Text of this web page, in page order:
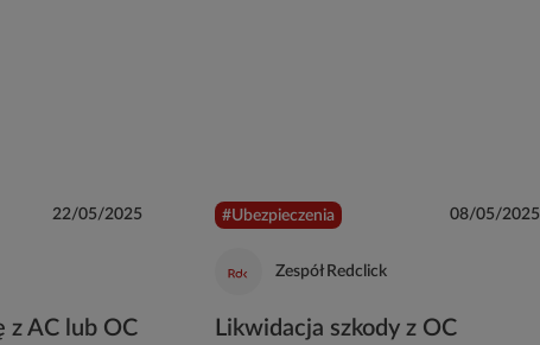
22/05/2025
z AC lub OC
#Ubezpieczenia 08/05/2025
Zespół Redclick
Likwidacja szkody z OC